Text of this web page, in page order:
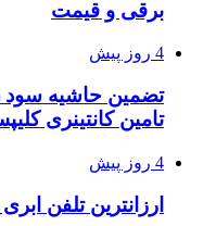
برقی و قیمت
4 روز پیش
تضمین حاشیه سود
تامین کانتینری
4 روز پیش
ارزانترین تلفن